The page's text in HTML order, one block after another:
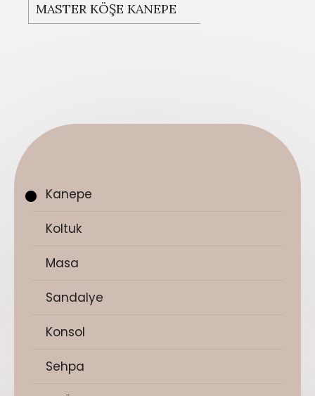
KANEPELER
MASTER KÖŞE KANEPE
Kanepe
Koltuk
Masa
Sandalye
Konsol
Sehpa